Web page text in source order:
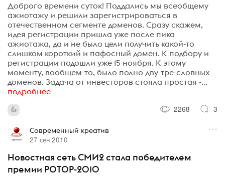
Доброго времени суток! Поддались мы всеобщему
ажиотажу и решили зарегистрироваться в
отечественном сегменте доменов. Сразу скажем,
идея регистрации пришла уже после пика
ажиотажа, да и не было цели получить какой-то
слишком короткий и пафосный домен. К подбору и
регистрации подошли уже 15 ноября. К этому
моменту, вообщем-то, было полно дву-тре-словных
доменов. Задача от инвесторов стояла простая -...
подробнее
2268
3
Современный креатив
27 сен 2010
Новостная сеть СМИ2 стала победителем
премии РОТОР-2010